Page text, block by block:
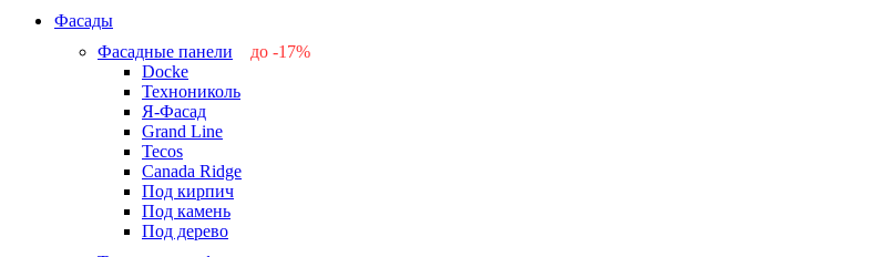
Фасады
Фасадные панели
до -17%
Docke
Технониколь
Я-Фасад
Grand Line
Tecos
Canada Ridge
Под кирпич
Под камень
Под дерево